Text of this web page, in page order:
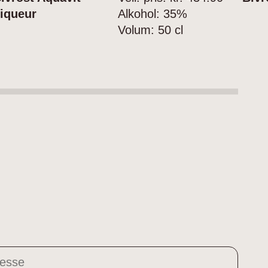
Alkohol: 35%
Volum: 50 cl